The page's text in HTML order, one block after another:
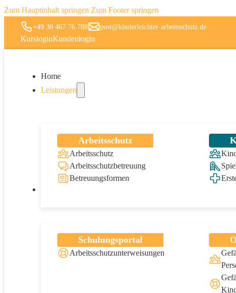
Zum Hauptinhalt springen Zum Footer springen
+49 30 467 76 788 post@kinderleichter-arbeitsschutz.de
KursloginKundenlogin
Home
Leistungen
Arbeitsschutz
Arbeitsschutz
Arbeitsschutzbetreuung
Betreuungsformen
Schulungsportal
Arbeitsschutzunterweisungen